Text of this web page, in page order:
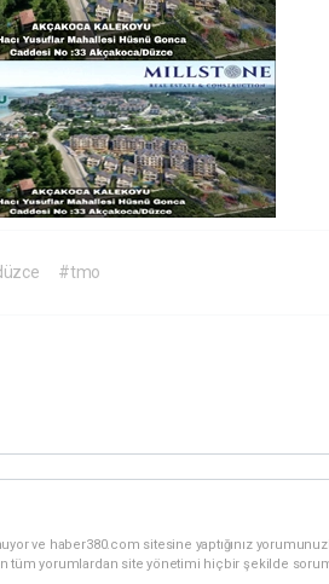
#tmo
ve haber380.com sitesine yaptığınız
tüm yorumlardan site yönetimi hiçbir şekilde